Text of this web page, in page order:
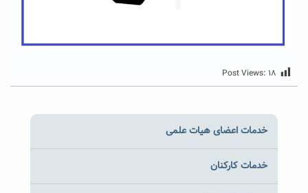
Post Views: ۱۸
خدمات اعضای هیات علمی
خدمات کارکنان